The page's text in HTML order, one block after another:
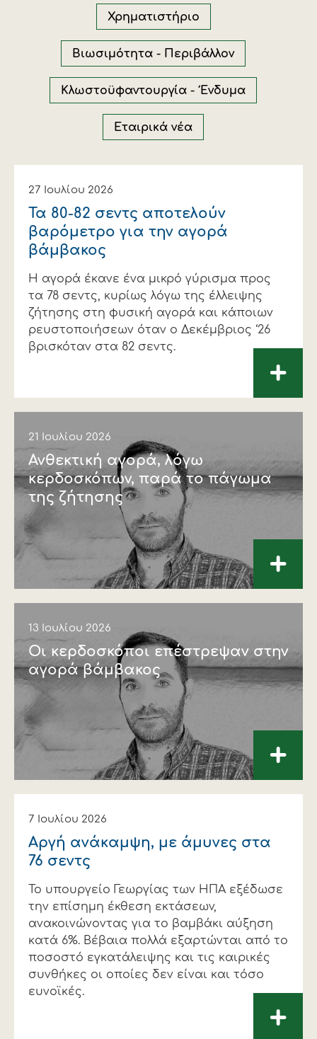
Οικονομικά στοιχεία
Εταιρική δομή
Καινοτομία
Εκδηλώσεις
Πως θα μας βρείτε
ΑΚΟΛΟΥΘΗΣΤΕ ΜΑΣ
Συνέδρια
Πως θα μας βρείτε
ΑΚΟΛΟΥΘΗΣΤΕ ΜΑΣ
Ευφυής γεωργία
Συμβουλευτική στο χωράφι
Εκκόκκιση για λογαριασμό του
παραγωγού
Ιατρικές υπηρεσίες
Πως θα μας βρείτε
ΑΚΟΛΟΥΘΗΣΤΕ ΜΑΣ
Αλυσίδα βάμβακος
Πως θα μας βρείτε
ΑΚΟΛΟΥΘΗΣΤΕ ΜΑΣ
Κλωστοϋφαντουργία - Ένδυση
Εταιρικά νέα
Πως θα μας βρείτε
ΑΚΟΛΟΥΘΗΣΤΕ ΜΑΣ
Πως θα μας βρείτε
ΑΚΟΛΟΥΘΗΣΤΕ ΜΑΣ
Χρηματιστήριο
Βιωσιμότητα - Περιβάλλον
Κλωστοϋφαντουργία - Ένδυμα
Εταιρικά νέα
27 Ιουλίου 2026
Τα 80-82 σεντς αποτελούν
βαρόμετρο για την αγορά
βάμβακος
Η αγορά έκανε ένα μικρό γύρισμα προς
τα 78 σεντς, κυρίως λόγω της έλλειψης
ζήτησης στη φυσική αγορά και κάποιων
ρευστοποιήσεων όταν ο ∆εκέμβριος ‘26
βρισκόταν στα 82 σεντς.
+
21 Ιουλίου 2026
Ανθεκτική αγορά, λόγω
κερδοσκόπων, παρά το πάγωμα
της ζήτησης
+
13 Ιουλίου 2026
Οι κερδοσκόποι επέστρεψαν στην
αγορά βάμβακος
+
7 Ιουλίου 2026
Αργή ανάκαμψη, με άμυνες στα
76 σεντς
Το υπουργείο Γεωργίας των ΗΠΑ εξέδωσε
την επίσημη έκθεση εκτάσεων,
ανακοινώνοντας για το βαμβάκι αύξηση
κατά 6%. Βέβαια πολλά εξαρτώνται από το
ποσοστό εγκατάλειψης και τις καιρικές
συνθήκες οι οποίες δεν είναι και τόσο
ευνοϊκές.
+